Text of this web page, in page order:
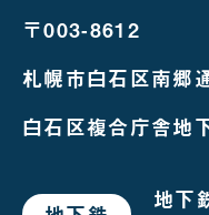
〒003-8612
札幌市白石区南郷
白石区複合庁舎地
地下